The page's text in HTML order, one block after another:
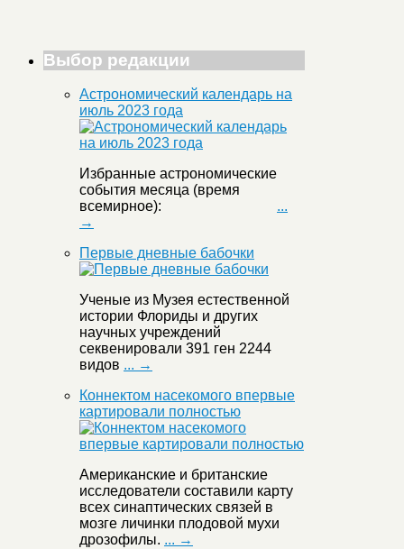
Выбор редакции
Астрономический календарь на
июль 2023 года
Избранные астрономические
события месяца (время
всемирное): ...
→
Первые дневные бабочки
Ученые из Музея естественной
истории Флориды и других
научных учреждений
секвенировали 391 ген 2244
видов ... →
Коннектом насекомого впервые
картировали полностью
Американские и британские
исследователи составили карту
всех синаптических связей в
мозге личинки плодовой мухи
дрозофилы. ... →